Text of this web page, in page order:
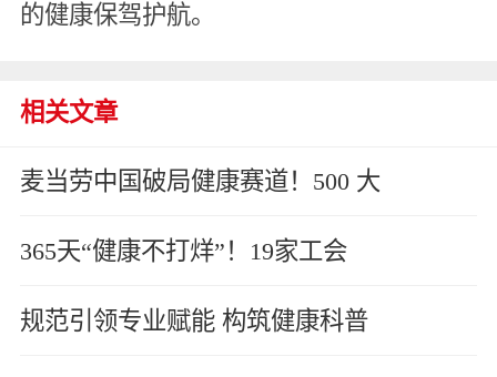
的健康保驾护航。
相关文章
麦当劳中国破局健康赛道！500 大
365天“健康不打烊”！19家工会
规范引领专业赋能 构筑健康科普